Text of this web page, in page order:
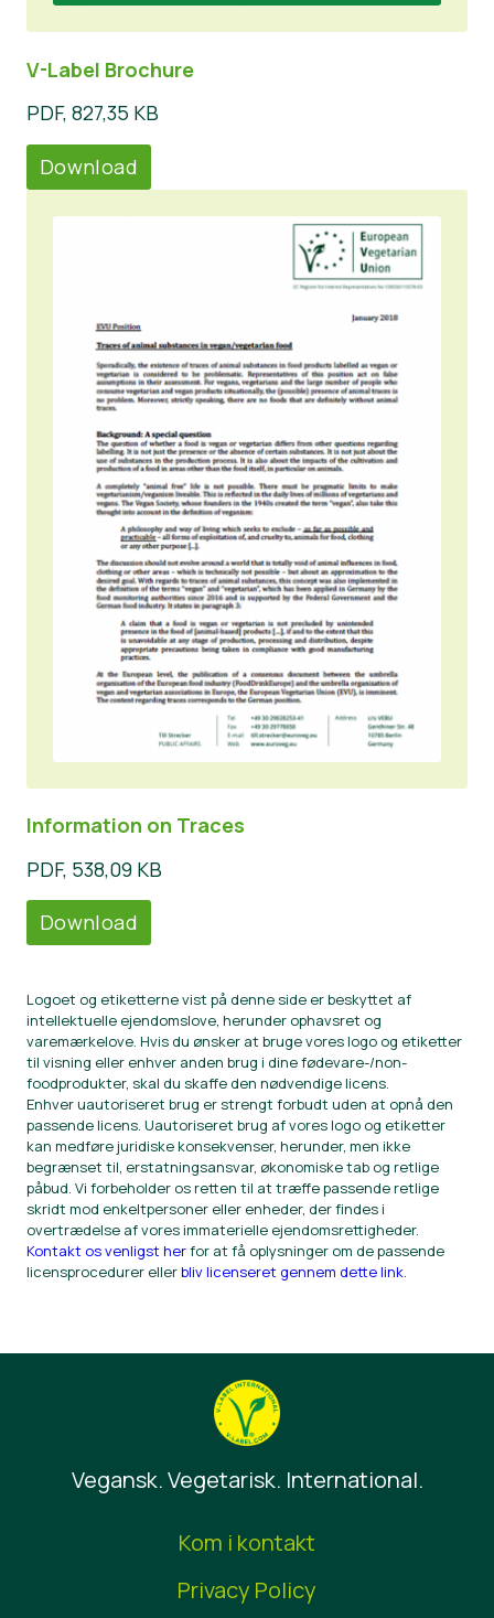
V-Label Brochure
PDF, 827,35 KB
Download
Information on Traces
PDF, 538,09 KB
Download
Logoet og etiketterne vist på denne side er beskyttet af
intellektuelle ejendomslove, herunder ophavsret og
varemærkelove. Hvis du ønsker at bruge vores logo og etiketter
til visning eller enhver anden brug i dine fødevare-/non-
foodprodukter, skal du skaffe den nødvendige licens.
Enhver uautoriseret brug er strengt forbudt uden at opnå den
passende licens. Uautoriseret brug af vores logo og etiketter
kan medføre juridiske konsekvenser, herunder, men ikke
begrænset til, erstatningsansvar, økonomiske tab og retlige
påbud. Vi forbeholder os retten til at træffe passende retlige
skridt mod enkeltpersoner eller enheder, der findes i
overtrædelse af vores immaterielle ejendomsrettigheder.
Kontakt os venligst herfor at få oplysninger om de passende
licensprocedurer ellerbliv licenseret gennem dette link.
Vegansk. Vegetarisk. International.
Kom i kontakt
Privacy Policy